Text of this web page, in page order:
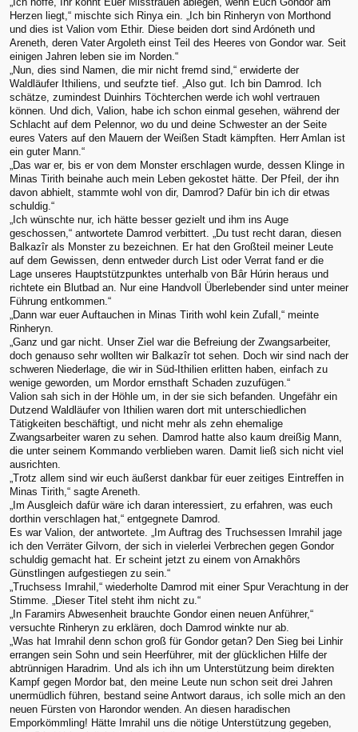
Herzen liegt,“ mischte sich Rinya ein. „Ich bin Rinheryn von Morthond
und dies ist Valion vom Ethir. Diese beiden dort sind Ardóneth und
Areneth, deren Vater Argoleth einst Teil des Heeres von Gondor war. Seit
einigen Jahren leben sie im Norden.“
„Nun, dies sind Namen, die mir nicht fremd sind,“ erwiderte der
Waldläufer Ithiliens, und seufzte tief. „Also gut. Ich bin Damrod. Ich
schätze, zumindest Duinhirs Töchterchen werde ich wohl vertrauen
können. Und dich, Valion, habe ich schon einmal gesehen, während der
Schlacht auf dem Pelennor, wo du und deine Schwester an der Seite
eures Vaters auf den Mauern der Weißen Stadt kämpften. Herr Amlan ist
ein guter Mann.“
„Das war er, bis er von dem Monster erschlagen wurde, dessen Klinge in
Minas Tirith beinahe auch mein Leben gekostet hätte. Der Pfeil, der ihn
davon abhielt, stammte wohl von dir, Damrod? Dafür bin ich dir etwas
schuldig.“
„Ich wünschte nur, ich hätte besser gezielt und ihm ins Auge
geschossen,“ antwortete Damrod verbittert. „Du tust recht daran, diesen
Balkazîr als Monster zu bezeichnen. Er hat den Großteil meiner Leute
auf dem Gewissen, denn entweder durch List oder Verrat fand er die
Lage unseres Hauptstützpunktes unterhalb von Bâr Húrin heraus und
richtete ein Blutbad an. Nur eine Handvoll Überlebender sind unter meiner
Führung entkommen.“
„Dann war euer Auftauchen in Minas Tirith wohl kein Zufall,“ meinte
Rinheryn.
„Ganz und gar nicht. Unser Ziel war die Befreiung der Zwangsarbeiter,
doch genauso sehr wollten wir Balkazîr tot sehen. Doch wir sind nach der
schweren Niederlage, die wir in Süd-Ithilien erlitten haben, einfach zu
wenige geworden, um Mordor ernsthaft Schaden zuzufügen.“
Valion sah sich in der Höhle um, in der sie sich befanden. Ungefähr ein
Dutzend Waldläufer von Ithilien waren dort mit unterschiedlichen
Tätigkeiten beschäftigt, und nicht mehr als zehn ehemalige
Zwangsarbeiter waren zu sehen. Damrod hatte also kaum dreißig Mann,
die unter seinem Kommando verblieben waren. Damit ließ sich nicht viel
ausrichten.
„Trotz allem sind wir euch äußerst dankbar für euer zeitiges Eintreffen in
Minas Tirith,“ sagte Areneth.
„Im Ausgleich dafür wäre ich daran interessiert, zu erfahren, was euch
dorthin verschlagen hat,“ entgegnete Damrod.
Es war Valion, der antwortete. „Im Auftrag des Truchsessen Imrahil jage
ich den Verräter Gilvorn, der sich in vielerlei Verbrechen gegen Gondor
schuldig gemacht hat. Er scheint jetzt zu einem von Arnakhôrs
Günstlingen aufgestiegen zu sein.“
„Truchsess Imrahil,“ wiederholte Damrod mit einer Spur Verachtung in der
Stimme. „Dieser Titel steht ihm nicht zu.“
„In Faramirs Abwesenheit brauchte Gondor einen neuen Anführer,“
versuchte Rinheryn zu erklären, doch Damrod winkte nur ab.
„Was hat Imrahil denn schon groß für Gondor getan? Den Sieg bei Linhir
errangen sein Sohn und sein Heerführer, mit der glücklichen Hilfe der
abtrünnigen Haradrim. Und als ich ihn um Unterstützung beim direkten
Kampf gegen Mordor bat, den meine Leute nun schon seit drei Jahren
unermüdlich führen, bestand seine Antwort daraus, ich solle mich an den
neuen Fürsten von Harondor wenden. An diesen haradischen
Emporkömmling! Hätte Imrahil uns die nötige Unterstützung gegeben,